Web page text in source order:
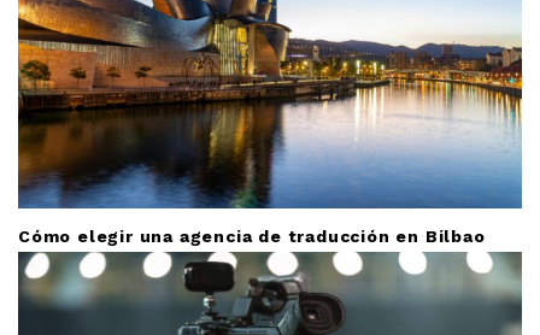
Cómo elegir una agencia de traducción en Bilbao